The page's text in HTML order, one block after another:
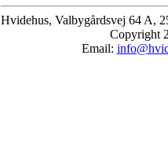
Hvidehus, Valbygårdsvej 64 A,
Copyright
Email: